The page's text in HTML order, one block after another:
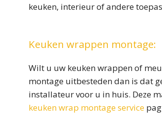
keuken, interieur of andere
Keuken wrappen montage:
Wilt u uw keuken wrappen of
montage uitbesteden dan is dat
installateur voor u in huis. Deze
keuken wrap montage service